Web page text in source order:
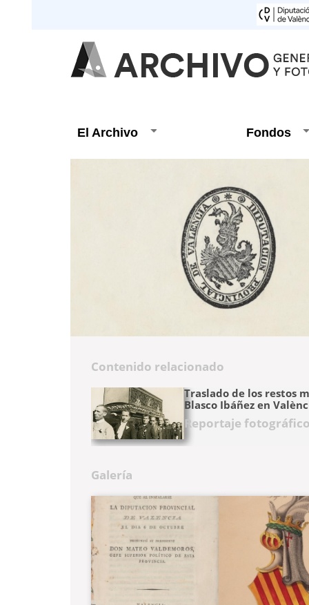
El Archivo Fondos
Contenido relacionado
Traslado de los restos
Blasco Ibáñez en
Reportaje fotográfico
Galería